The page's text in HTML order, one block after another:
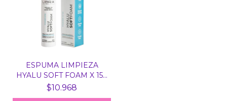
ESPUMA LIMPIEZA
HYALU SOFT FOAM X 150
CC...
$10.968